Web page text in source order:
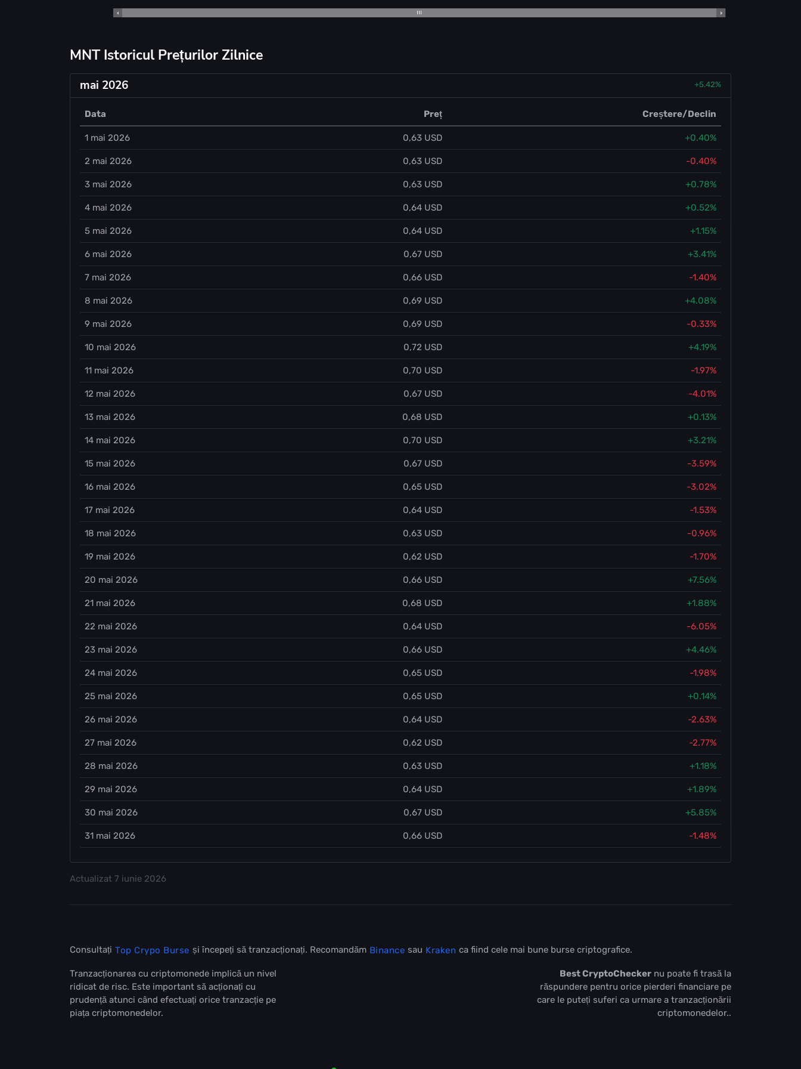
MNT Istoricul Prețurilor Zilnice
mai 2026 +5.42%
Data Preț Creștere/Declin
1 mai 2026 0,63 USD +0.40%
2 mai 2026 0,63 USD -0.40%
3 mai 2026 0,63 USD +0.78%
4 mai 2026 0,64 USD +0.52%
5 mai 2026 0,64 USD +1.15%
6 mai 2026 0,67 USD +3.41%
7 mai 2026 0,66 USD -1.40%
8 mai 2026 0,69 USD +4.08%
9 mai 2026 0,69 USD -0.33%
10 mai 2026 0,72 USD +4.19%
11 mai 2026 0,70 USD -1.97%
12 mai 2026 0,67 USD -4.01%
13 mai 2026 0,68 USD +0.13%
14 mai 2026 0,70 USD +3.21%
15 mai 2026 0,67 USD -3.59%
16 mai 2026 0,65 USD -3.02%
17 mai 2026 0,64 USD -1.53%
18 mai 2026 0,63 USD -0.96%
19 mai 2026 0,62 USD -1.70%
20 mai 2026 0,66 USD +7.56%
21 mai 2026 0,68 USD +1.88%
22 mai 2026 0,64 USD -6.05%
23 mai 2026 0,66 USD +4.46%
24 mai 2026 0,65 USD -1.98%
25 mai 2026 0,65 USD +0.14%
26 mai 2026 0,64 USD -2.63%
27 mai 2026 0,62 USD -2.77%
28 mai 2026 0,63 USD +1.18%
29 mai 2026 0,64 USD +1.89%
30 mai 2026 0,67 USD +5.85%
31 mai 2026 0,66 USD -1.48%
Actualizat 7 iunie 2026
Consultați Top Crypo Burse și începeți să tranzacționați. Recomandăm Binance sau Kraken ca fiind cele mai bune burse criptografice.
Tranzacționarea cu criptomonede implică un nivel
ridicat de risc. Este important să acționați cu
prudență atunci când efectuați orice tranzacție pe
piața criptomonedelor.
Best CryptoChecker nu poate fi trasă la
răspundere pentru orice pierderi financiare pe
care le puteți suferi ca urmare a tranzacționării
criptomonedelor..